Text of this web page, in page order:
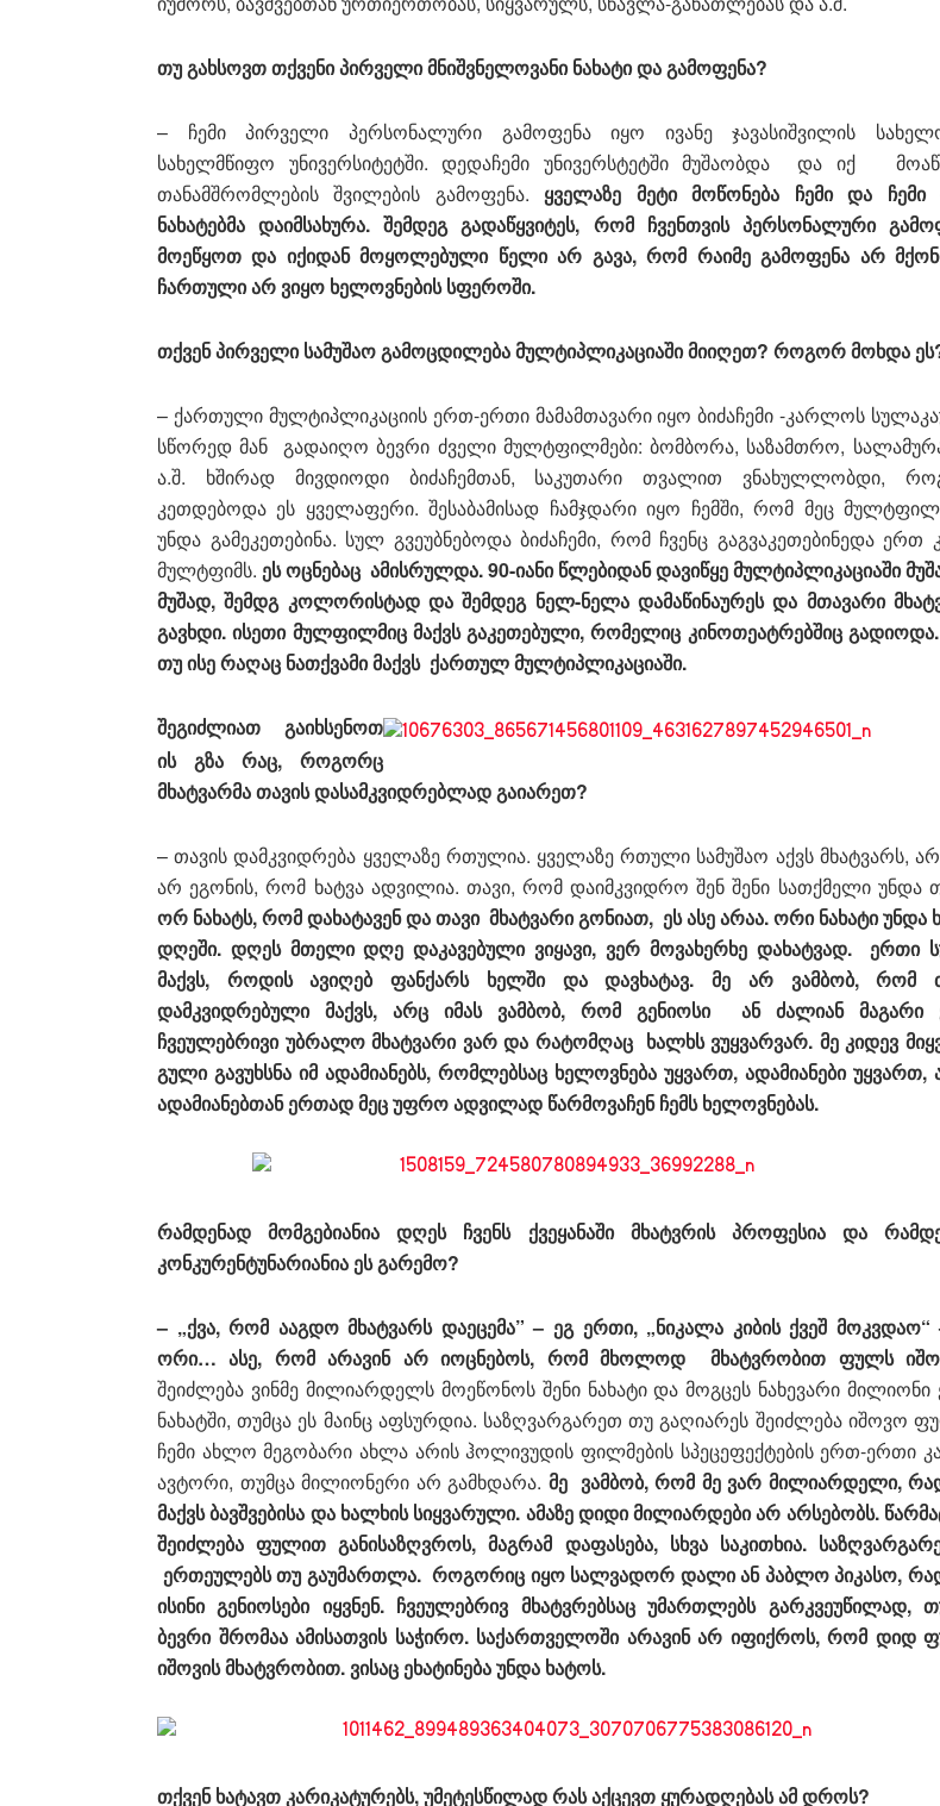
თუ გახსოვთ თქვენი პირველი მნიშვნელოვანი ნახატი და გამოფენა?
– ჩემი პირველი პერსონალური გამოფენა იყო ივანე ჯავასიშვილის
სახელმწიფო უნივერსიტეტში. დედაჩემი უნივერსტეტში მუშაობდა და იქ
თანამშრომლების შვილების გამოფენა.ყველაზე მეტი მოწონება ჩემი და ჩემი
ნახატებმა დაიმსახურა. შემდეგ გადაწყვიტეს, რომ ჩვენთვის პერსონალური
მოეწყოთ და იქიდან მოყოლებული წელი არ გავა, რომ რაიმე გამოფენა არ
ჩართული არ ვიყო ხელოვნების სფეროში.
თქვენ პირველი სამუშაო გამოცდილება მულტიპლიკაციაში მიიღეთ? როგორ მოხდა
– ქართული მულტიპლიკაციის ერთ-ერთი მამამთავარი იყო ბიძაჩემი -კარლოს
სწორედ მან გადაიღო ბევრი ძველი მულტფილმები: ბომბორა, საზამთრო,
ა.შ. ხშირად მივდიოდი ბიძაჩემთან, საკუთარი თვალით ვნახულლობდი,
კეთდებოდა ეს ყველაფერი. შესაბამისად ჩამჯდარი იყო ჩემში, რომ მეც
უნდა გამეკეთებინა. სულ გვეუბნებოდა ბიძაჩემი, რომ ჩვენც გაგვაკეთებინედა ერთ
მულტფიმს. ეს ოცნებაც ამისრულდა. 90-იანი წლებიდან დავიწყე მულტიპლიკაციაში
მუშად, შემდგ კოლორისტად და შემდეგ ნელ-ნელა დამაწინაურეს და მთავარი
გავხდი. ისეთი მულფილმიც მაქვს გაკეთებული, რომელიც კინოთეატრებშიც გადიოდა.
თუ ისე რაღაც ნათქვამი მაქვს ქართულ მულტიპლიკაციაში.
შეგიძლიათ გაიხსენოთ
ის გზა რაც, როგორც
მხატვარმა თავის დასამკვიდრებლად გაიარეთ?
– თავის დამკვიდრება ყველაზე რთულია. ყველაზე რთული სამუშაო აქვს მხატვარს,
არ ეგონის, რომ ხატვა ადვილია. თავი, რომ დაიმკვიდრო შენ შენი სათქმელი უნდა
ორ ნახატს, რომ დახატავენ და თავი მხატვარი გონიათ, ეს ასე არაა. ორი ნახატი უნდა
დღეში. დღეს მთელი დღე დაკავებული ვიყავი, ვერ მოვახერხე დახატვად. ერთი
მაქვს, როდის ავიღებ ფანქარს ხელში და დავხატავ. მე არ ვამბობ, რომ
დამკვიდრებული მაქვს, არც იმას ვამბობ, რომ გენიოსი ან ძალიან მაგარი
ჩვეულებრივი უბრალო მხატვარი ვარ და რატომღაც ხალხს ვუყვარვარ. მე კიდევ
გული გავუხსნა იმ ადამიანებს, რომლებსაც ხელოვნება უყვართ, ადამიანები უყვართ,
ადამიანებთან ერთად მეც უფრო ადვილად წარმოვაჩენ ჩემს ხელოვნებას.
რამდენად მომგებიანია დღეს ჩვენს ქვეყანაში მხატვრის პროფესია და
კონკურენტუნარიანია ეს გარემო?
– „ქვა, რომ ააგდო მხატვარს დაეცემა”– ეგ ერთი, „ნიკალა კიბის ქვეშ მოკვდაო“
ორი… ასე, რომ არავინ არ იოცნებოს, რომ მხოლოდ მხატვრობით ფულს
შეიძლება ვინმე მილიარდელს მოეწონოს შენი ნახატი და მოგცეს ნახევარი
ნახატში, თუმცა ეს მაინც აფსურდია. საზღვარგარეთ თუ გაღიარეს შეიძლება იშოვო
ჩემი ახლო მეგობარი ახლა არის ჰოლივუდის ფილმების სპეცეფექტების ერთ-ერთი
ავტორი, თუმცა მილიონერი არ გამხდარა. მე ვამბობ, რომ მე ვარ მილიარდელი,
მაქვს ბავშვებისა და ხალხისსიყვარული. ამაზე დიდი მილიარდები არ არსებობს.
შეიძლება ფულით განისაზღვროს, მაგრამ დაფასება, სხვა საკითხია.
ერთეულებს თუ გაუმართლა. როგორიც იყო სალვადორ დალი ან პაბლო პიკასო,
ისინი გენიოსები იყვნენ. ჩვეულებრივ მხატვრებსაც უმართლებს გარკვეუწილად,
ბევრი შრომაა ამისათვის საჭირო. საქართველოში არავინ არ იფიქროს, რომ დიდ
იშოვის მხატვრობით. ვისაც ეხატინება უნდა ხატოს.
თქვენ ხატავთ კარიკატურებს, უმეტესწილად რას აქცევთ ყურადღებას ამ დროს?